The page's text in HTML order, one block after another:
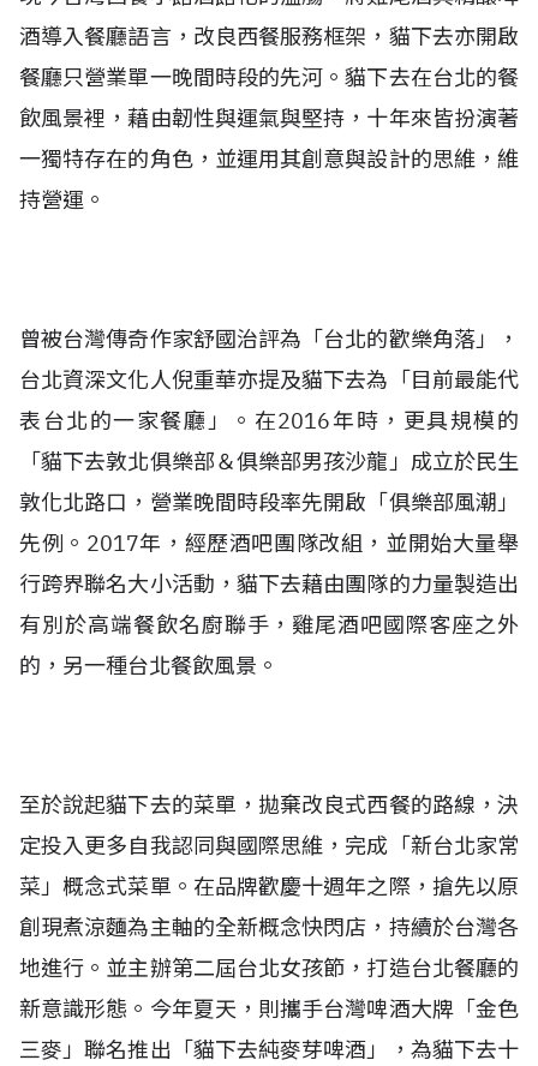
酒導入餐廳語言，改良西餐服務框架，貓下去亦開啟
餐廳只營業單一晚間時段的先河。貓下去在台北的餐
飲風景裡，藉由韌性與運氣與堅持，十年來皆扮演著
一獨特存在的角色，並運用其創意與設計的思維，維
持營運。
曾被台灣傳奇作家舒國治評為「台北的歡樂角落」，
台北資深文化人倪重華亦提及貓下去為「目前最能代
表台北的一家餐廳」。在2016年時，更具規模的
「貓下去敦北俱樂部＆俱樂部男孩沙龍」成立於民生
敦化北路口，營業晚間時段率先開啟「俱樂部風潮」
先例。2017年，經歷酒吧團隊改組，並開始大量舉
行跨界聯名大小活動，貓下去藉由團隊的力量製造出
有別於高端餐飲名廚聯手，雞尾酒吧國際客座之外
的，另一種台北餐飲風景。
至於說起貓下去的菜單，拋棄改良式西餐的路線，決
定投入更多自我認同與國際思維，完成「新台北家常
菜」概念式菜單。在品牌歡慶十週年之際，搶先以原
創現煮涼麵為主軸的全新概念快閃店，持續於台灣各
地進行。並主辦第二屆台北女孩節，打造台北餐廳的
新意識形態。今年夏天，則攜手台灣啤酒大牌「金色
三麥」聯名推出「貓下去純麥芽啤酒」，為貓下去十